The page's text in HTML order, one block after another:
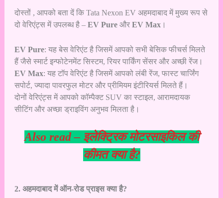
दोस्तों , आपको बता दें कि Tata Nexon EV अहमदाबाद में मुख्य रूप से
दो वेरिएंट्स में उपलब्ध है – EV Pureऔर EV Max।
EV Pure: यह बेस वेरिएंट है जिसमें आपको सभी बेसिक फीचर्स मिलते
हैं जैसे स्मार्ट इन्फोटेनमेंट सिस्टम, रियर पार्किंग सेंसर और अच्छी रेंज।
EV Max: यह टॉप वेरिएंट है जिसमें आपको लंबी रेंज, फास्ट चार्जिंग
सपोर्ट, ज्यादा पावरफुल मोटर और प्रीमियम इंटीरियर्स मिलते हैं।
दोनों वेरिएंट्स में आपको कॉम्पैक्ट SUV का स्टाइल, आरामदायक
सीटिंग और अच्छा ड्राइविंग अनुभव मिलता है।
Also read – इलेक्ट्रिक मोटरसाइकिल की
कीमत क्या है?
2. अहमदाबाद में ऑन-रोड प्राइस क्या है?